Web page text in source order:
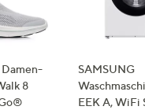
Damen-
8
SAMSUNG
EEK A, WiFi